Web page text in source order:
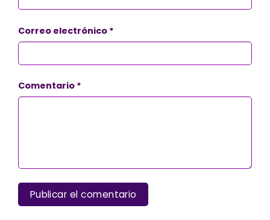
Correo electrónico *
Comentario *